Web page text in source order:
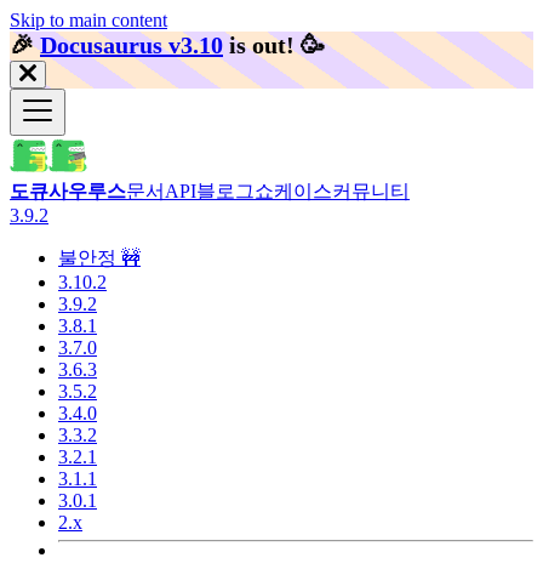
Skip to main content
🎉️Docusaurus v3.10 is out! 🥳️
도큐사우루스문서 API블로그쇼케이스커뮤니티
3.9.2
불안정 🚧
3.10.2
3.9.2
3.8.1
3.7.0
3.6.3
3.5.2
3.4.0
3.3.2
3.2.1
3.1.1
3.0.1
2.x